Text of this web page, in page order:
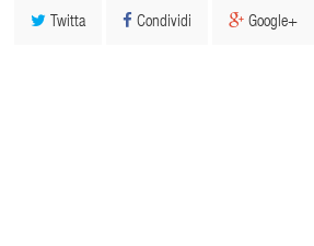
Twitta Condividi Google+